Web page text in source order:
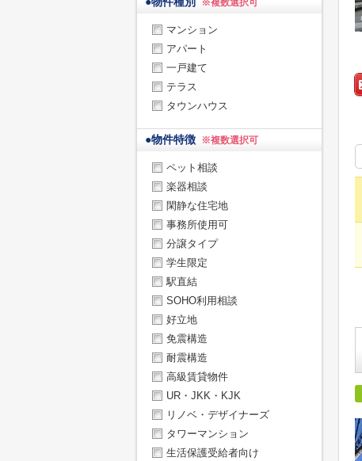
※複数選択可
マンション
アパート
一戸建て
テラス
タウンハウス
●物件特徴 ※複数選択可
ペット相談
楽器相談
閑静な住宅地
事務所使用可
分譲タイプ
学生限定
駅直結
SOHO利用相談
好立地
免震構造
耐震構造
高級賃貸物件
UR・JKK・KJK
リノベ・デザイナーズ
タワーマンション
生活保護受給者向け